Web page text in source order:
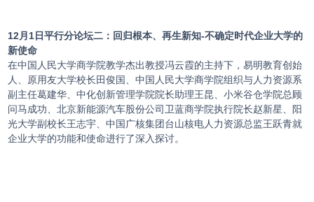
12月1日平行分论坛二：回归根本、再生新知-不确定时代企业大学的
新使命
在中国人民大学商学院教学杰出教授冯云霞的主持下，易明教育创始
人、原用友大学校长田俊国、中国人民大学商学院组织与人力资源系
副主任葛建华、中化创新管理学院院长助理王昆、小米谷仓学院总顾
问马成功、北京新能源汽车股份公司卫蓝商学院执行院长赵新星、阳
光大学副校长王志宇、中国广核集团台山核电人力资源总监王跃青就
企业大学的功能和使命进行了深入探讨。